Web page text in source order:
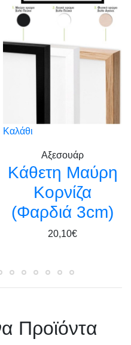
Καλάθι
Αξεσουάρ
Kάθετη Μαύρη
Κορνίζα
(Φαρδιά 3cm)
20,10€
Προϊόντα